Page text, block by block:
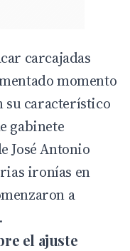
carcajadas
momento
su característico
gabinete
José Antonio
ironías en
a
el ajuste